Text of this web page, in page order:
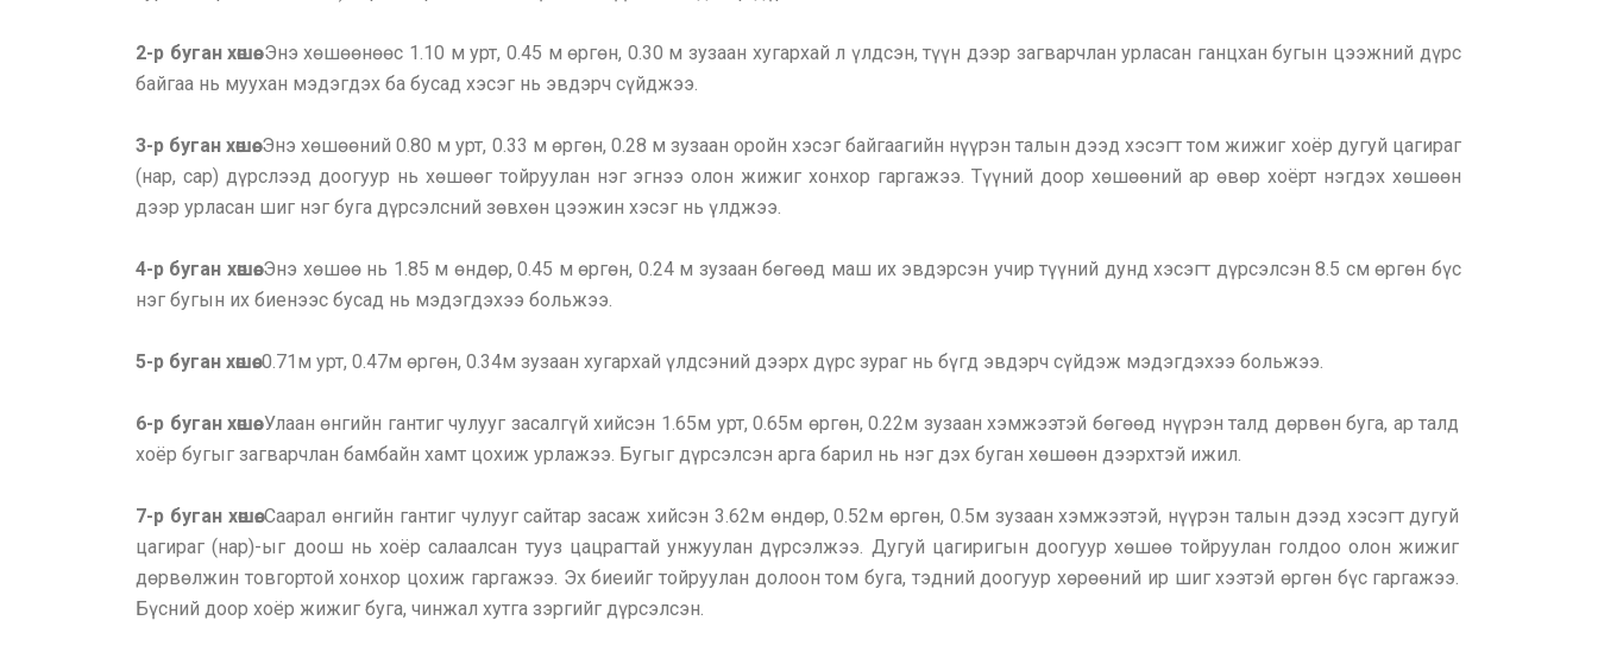
2-р буган хөшөө.Энэ хөшөөнөөс 1.10 м урт, 0.45 м өргөн, 0.30 м зузаан хугархай л үлдсэн, түүн дээр загварчлан урласан ганцхан бугын цээжний дүрс
байгаа нь муухан мэдэгдэх ба бусад хэсэг нь эвдэрч сүйджээ.
3-р буган хөшөө.Энэ хөшөөний 0.80 м урт, 0.33 м өргөн, 0.28 м зузаан оройн хэсэг байгаагийн нүүрэн талын дээд хэсэгт том жижиг хоёр дугуй цагираг
(нар, cap) дүрслээд доогуур нь хөшөөг тойруулан нэг эгнээ олон жижиг хонхор гаргажээ. Түүний доор хөшөөний ар өвөр хоёрт нэгдэх хөшөөн
дээр урласан шиг нэг буга дүрсэлсний зөвхөн цээжин хэсэг нь үлджээ.
4-р буган хөшөө.Энэ хөшөө нь 1.85 м өндөр, 0.45 м өргөн, 0.24 м зузаан бөгөөд маш их эвдэрсэн учир түүний дунд хэсэгт дүрсэлсэн 8.5 см өргөн бүс
нэг бугын их биенээс бусад нь мэдэгдэхээ больжээ.
5-р буган хөшөө.0.71м урт, 0.47м өргөн, 0.34м зузаан хугархай үлдсэний дээрх дүрс зураг нь бүгд эвдэрч сүйдэж мэдэгдэхээ больжээ.
6-р буган хөшөө.Улаан өнгийн гантиг чулууг засалгүй хийсэн 1.65м урт, 0.65м өргөн, 0.22м зузаан хэмжээтэй бөгөөд нүүрэн талд дөрвөн буга, ар талд
хоёр бугыг загварчлан бамбайн хамт цохиж урлажээ. Бугыг дүрсэлсэн арга барил нь нэг дэх буган хөшөөн дээрхтэй ижил.
7-р буган хөшөө.Саарал өнгийн гантиг чулууг сайтар засаж хийсэн 3.62м өндөр, 0.52м өргөн, 0.5м зузаан хэмжээтэй, нүүрэн талын дээд хэсэгт дугуй
цагираг (нар)-ыг доош нь хоёр салаалсан тууз цацрагтай унжуулан дүрсэлжээ. Дугуй цагиригын доогуур хөшөө тойруулан голдоо олон жижиг
дөрвөлжин товгортой хонхор цохиж гаргажээ. Эх биеийг тойруулан долоон том буга, тэдний доогуур хөрөөний ир шиг хээтэй өргөн бүс гаргажээ.
Бүсний доор хоёр жижиг буга, чинжал хутга зэргийг дүрсэлсэн.